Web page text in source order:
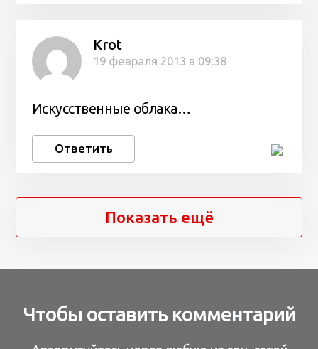
Krot
19 февраля 2013 в 09:38
Искусственные облака…
Ответить
Показать ещё
Чтобы оставить комментарий